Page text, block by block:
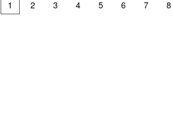
1 2 3 4 5 6 7 8